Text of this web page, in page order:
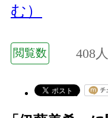
む）
閲覧数 408人